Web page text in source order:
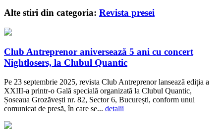
Alte stiri din categoria: Revista presei
Club Antreprenor aniversează 5 ani cu concert
Nightlosers, la Clubul Quantic
Pe 23 septembrie 2025, revista Club Antreprenor lansează ediția a
XXIII-a printr-o Gală specială organizată la Clubul Quantic,
Șoseaua Grozăvești nr. 82, Sector 6, București, conform unui
comunicat de presă, în care se... detalii